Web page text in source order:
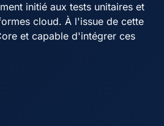
initié aux tests unitaires et
cloud. À l'issue de cette
et capable d'intégrer ces